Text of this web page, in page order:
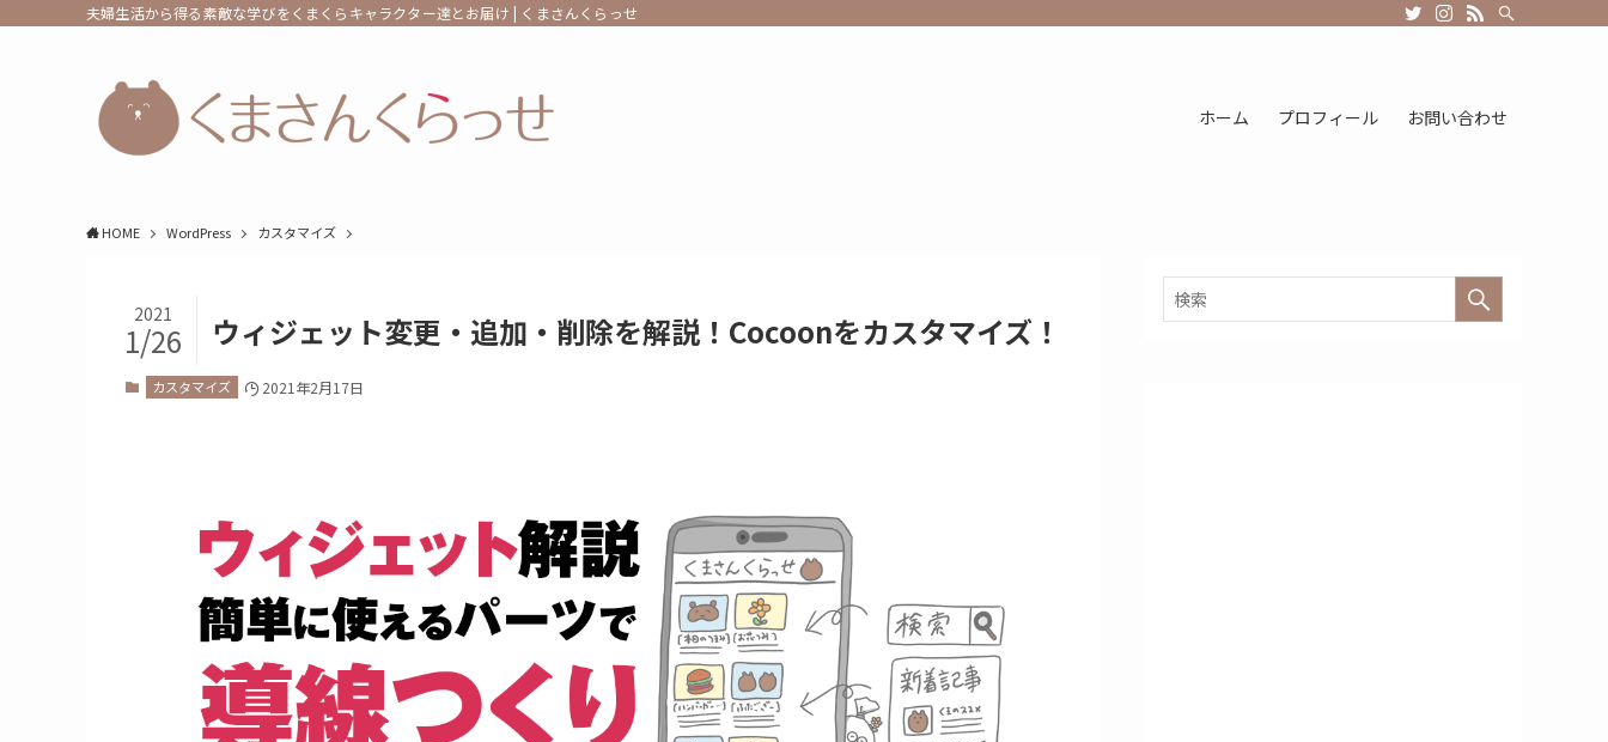
夫婦生活から得る素敵な学びをくまくらキャラクター達とお届け | くまさんくらっせ
ホーム プロフィール お問い合わせ
HOME WordPress カスタマイズ
ウィジェット変更・追加・削除を解説！Cocoonをカスタマイズ！
2021
1/26
カスタマイズ 2021年2月17日